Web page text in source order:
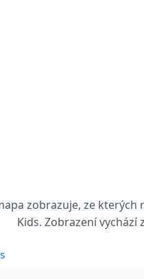
zobrazuje, ze
Kids. Zobrazení